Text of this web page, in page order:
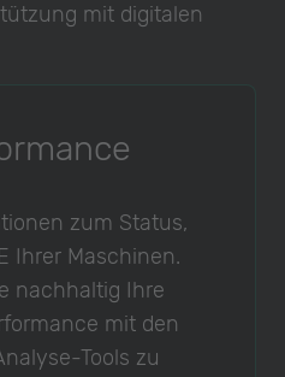
mit digitalen
zum Status,
Ihrer Maschinen.
nachhaltig Ihre
mit den
Tools zu